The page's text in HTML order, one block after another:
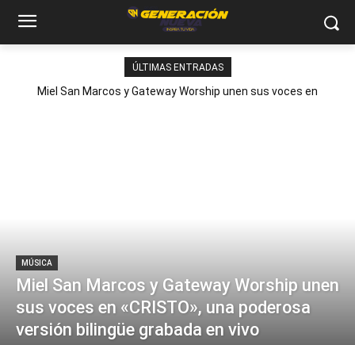
ÚLTIMAS ENTRADAS
Miel San Marcos y Gateway Worship unen sus voces en
MÚSICA
Miel San Marcos y Gateway Worship unen
sus voces en «CRISTO», una poderosa
versión bilingüe grabada en vivo